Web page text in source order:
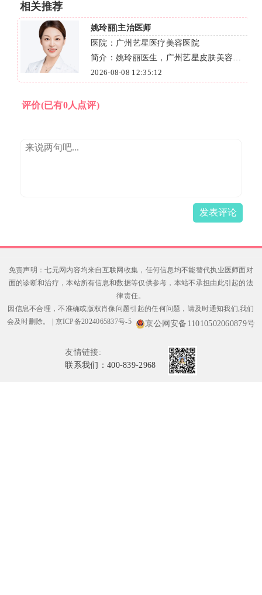
相关推荐
姚玲丽|主治医师
医院：广州艺星医疗美容医院
简介：姚玲丽医生，广州艺星皮肤美容主
诊医师，擅长AI全层抗衰、美白嫩肤，经
2026-08-08 12:35:12
评价(已有0人点评)
发表评论
免责声明：七元网内容均来自互联网收集，任何信息均不能替代执业医师面对
面的诊断和治疗，本站所有信息和数据等仅供参考，本站不承担由此引起的法
律责任。
因信息不合理，不准确或版权肖像问题引起的任何问题，请及时通知我们,我们
会及时删除。
京ICP备2024065837号-5 京公网安备11010502060879号
友情链接:
联系我们：400-839-2968